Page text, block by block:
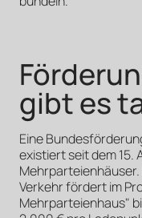
gibt es
Eine
existiert seit dem 15.
Verkehr fördert im
Mehrparteienhaus"